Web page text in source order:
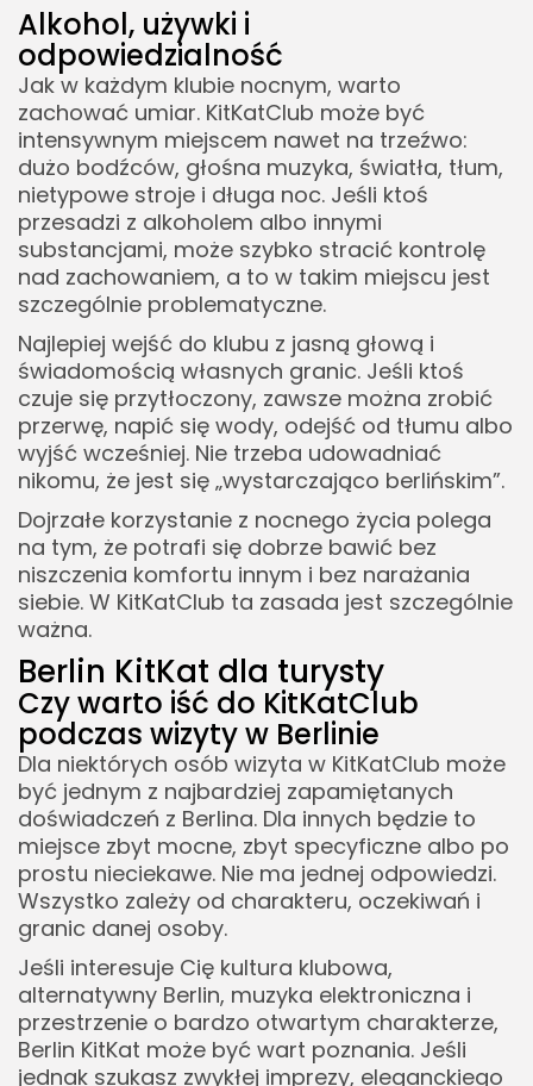
Alkohol, używki i
odpowiedzialność
Jak w każdym klubie nocnym, warto
zachować umiar. KitKatClub może być
intensywnym miejscem nawet na trzeźwo:
dużo bodźców, głośna muzyka, światła, tłum,
nietypowe stroje i długa noc. Jeśli ktoś
przesadzi z alkoholem albo innymi
substancjami, może szybko stracić kontrolę
nad zachowaniem, a to w takim miejscu jest
szczególnie problematyczne.
Najlepiej wejść do klubu z jasną głową i
świadomością własnych granic. Jeśli ktoś
czuje się przytłoczony, zawsze można zrobić
przerwę, napić się wody, odejść od tłumu albo
wyjść wcześniej. Nie trzeba udowadniać
nikomu, że jest się „wystarczająco berlińskim”.
Dojrzałe korzystanie z nocnego życia polega
na tym, że potrafi się dobrze bawić bez
niszczenia komfortu innym i bez narażania
siebie. W KitKatClub ta zasada jest szczególnie
ważna.
Berlin KitKat dla turysty
Czy warto iść do KitKatClub
podczas wizyty w Berlinie
Dla niektórych osób wizyta w KitKatClub może
być jednym z najbardziej zapamiętanych
doświadczeń z Berlina. Dla innych będzie to
miejsce zbyt mocne, zbyt specyficzne albo po
prostu nieciekawe. Nie ma jednej odpowiedzi.
Wszystko zależy od charakteru, oczekiwań i
granic danej osoby.
Jeśli interesuje Cię kultura klubowa,
alternatywny Berlin, muzyka elektroniczna i
przestrzenie o bardzo otwartym charakterze,
Berlin KitKat może być wart poznania. Jeśli
jednak szukasz zwykłej imprezy, eleganckiego